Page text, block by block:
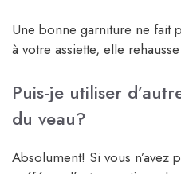
Une bonne garniture ne fait
à votre assiette, elle
Puis-je utiliser
du veau?
Absolument! Si vous n’avez